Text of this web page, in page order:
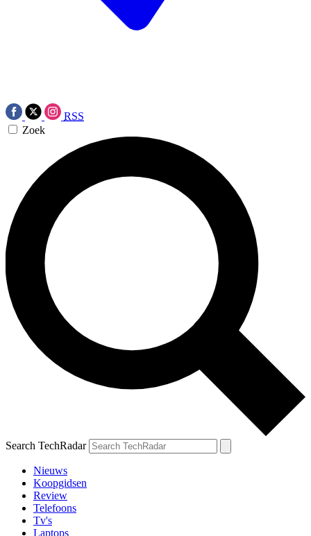
RSS
Zoek
Search TechRadar
Nieuws
Koopgidsen
Review
Telefoons
Tv's
Laptops